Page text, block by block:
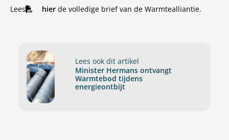
Lees
hier de volledige brief van de Warmtealliantie.
Lees ook dit artikel
Minister Hermans ontvangt
Warmtebod tijdens
energieontbijt